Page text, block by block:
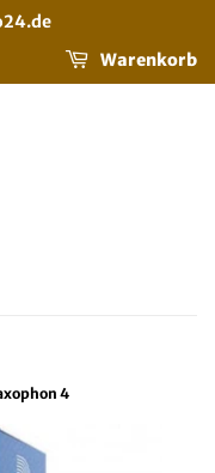
Warenkorb
4